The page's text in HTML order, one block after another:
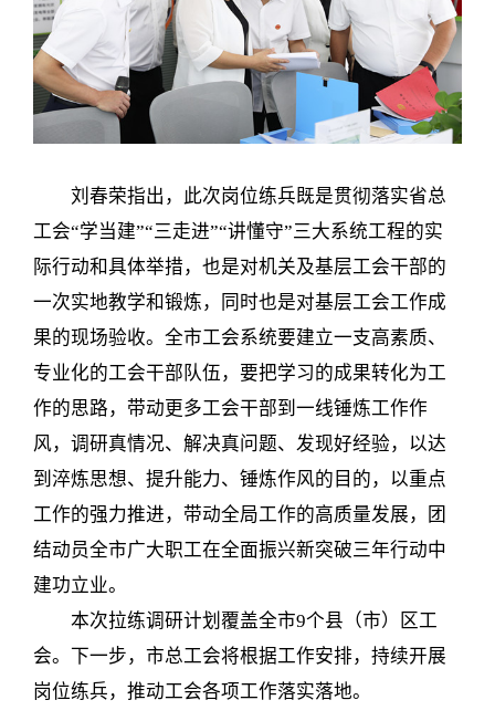
刘春荣指出，此次岗位练兵既是贯彻落实省总
工会“学当建”“三走进”“讲懂守”三大系统工程的实
际行动和具体举措，也是对机关及基层工会干部的
一次实地教学和锻炼，同时也是对基层工会工作成
果的现场验收。全市工会系统要建立一支高素质、
专业化的工会干部队伍，要把学习的成果转化为工
作的思路，带动更多工会干部到一线锤炼工作作
风，调研真情况、解决真问题、发现好经验，以达
到淬炼思想、提升能力、锤炼作风的目的，以重点
工作的强力推进，带动全局工作的高质量发展，团
结动员全市广大职工在全面振兴新突破三年行动中
建功立业。
本次拉练调研计划覆盖全市9个县（市）区工
会。下一步，市总工会将根据工作安排，持续开展
岗位练兵，推动工会各项工作落实落地。